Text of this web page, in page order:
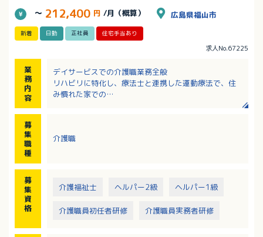
～ 212,400 円 /月（概算） 広島県福山市
新着 日勤 正社員 住宅手当あり
求人No.67225
業
務
内
容
デイサービスでの介護職業務全般
リハビリに特化し、療法士と連携した運動療法で、住
み慣れた家での
・自立支援：集団体操・脳トレの実施、マシントレー
・健康管理：バイタルチェック、日々の状況記録
※リハビリ職など各分野の専門職と連携し、多角的な
視点で包括的にご利用者様を支援します。
募
集
職
種
介護職
募
集
資
格
介護福祉士 ヘルパー2級 ヘルパー1級
介護職員初任者研修 介護職員実務者研修